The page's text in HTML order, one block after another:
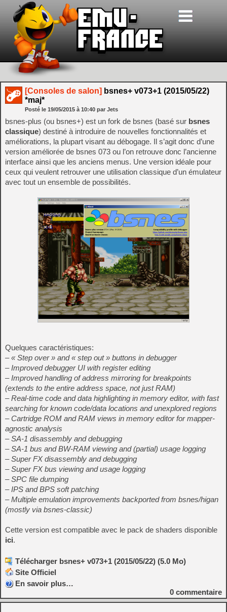
[Consoles de salon] bsnes+ v073+1 (2015/05/22)
*maj*
Posté le 19/05/2015 à 10:40 par Jets
bsnes-plus (ou bsnes+) est un fork de bsnes (basé sur bsnes
classique) destiné à introduire de nouvelles fonctionnalités et
améliorations, la plupart visant au débogage. Il s’agit donc d’une
version améliorée de bsnes 073 ou l’on retrouve donc l’ancienne
interface ainsi que les anciens menus. Une version idéale pour
ceux qui veulent retrouver une utilisation classique d’un émulateur
avec tout un ensemble de possibilités.
Quelques caractéristiques:
– « Step over » and « step out » buttons in debugger
– Improved debugger UI with register editing
– Improved handling of address mirroring for breakpoints
(extends to the entire address space, not just RAM)
– Real-time code and data highlighting in memory editor, with fast
searching for known code/data locations and unexplored regions
– Cartridge ROM and RAM views in memory editor for mapper-
agnostic analysis
– SA-1 disassembly and debugging
– SA-1 bus and BW-RAM viewing and (partial) usage logging
– Super FX disassembly and debugging
– Super FX bus viewing and usage logging
– SPC file dumping
– IPS and BPS soft patching
– Multiple emulation improvements backported from bsnes/higan
(mostly via bsnes-classic)
Cette version est compatible avec le pack de shaders disponible
ici.
Télécharger bsnes+ v073+1 (2015/05/22) (5.0 Mo)
Site Officiel
En savoir plus…
0 commentaire